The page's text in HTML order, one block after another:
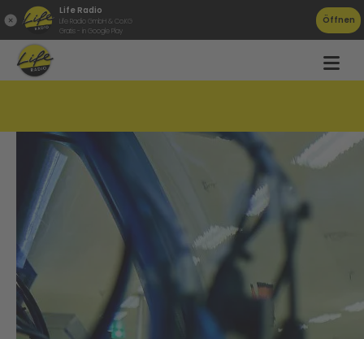
Life Radio
Life Radio GmbH & Co.KG
Gratis - in Google Play
Öffnen